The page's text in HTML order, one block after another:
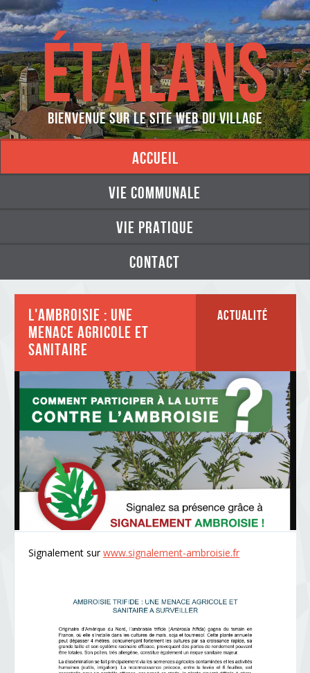
ÉTALANS
Bienvenue sur le site web du village
accueil
vie communale
vie pratique
contact
L'ambroisie : une
menace agricole et
sanitaire
Actualité
Signalement surwww.signalement-ambroisie.fr